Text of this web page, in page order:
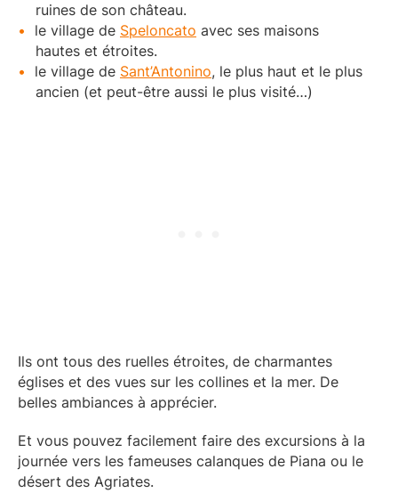
ruines de son château.
le village de Speloncato avec ses maisons
hautes et étroites.
le village de Sant’Antonino, le plus haut et le plus
ancien (et peut-être aussi le plus visité…)
Ils ont tous des ruelles étroites, de charmantes
églises et des vues sur les collines et la mer. De
belles ambiances à apprécier.
Et vous pouvez facilement faire des excursions à la
journée vers les fameuses calanques de Piana ou le
désert des Agriates.